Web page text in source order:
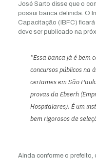
José Sarto disse que o
possui banca definida. O
Capacitação (IBFC)
deve ser publicado na
“Essa banca já é bem
concursos públicos na
certames em São
provas da Ebserh
Hospitalares). É um
bem rigorosos de
Ainda conforme o